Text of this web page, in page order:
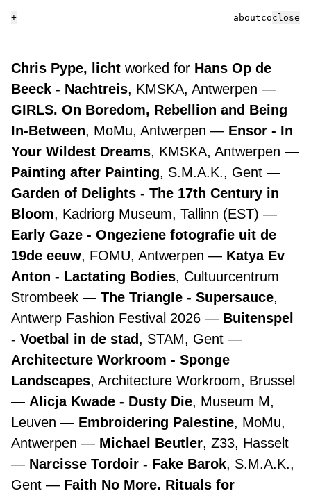
+ aboutcontact
Chris Pype, licht worked for Hans Op de
Beeck - Nachtreis, KMSKA, Antwerpen
GIRLS. On Boredom, Rebellion and Being
In-Between, MoMu, Antwerpen
Ensor - In
Your Wildest Dreams, KMSKA, Antwerpen
Painting after Painting, S.M.A.K., Gent
Garden of Delights - The 17th Century in
Bloom, Kadriorg Museum, Tallinn (EST)
Early Gaze - Ongeziene fotografie uit de
19de eeuw, FOMU, Antwerpen
Katya Ev
Anton - Lactating Bodies, Cultuurcentrum
Strombeek
The Triangle - Supersauce,
Antwerp Fashion Festival 2026
Buitenspel
- Voetbal in de stad, STAM, Gent
Architecture Workroom - Sponge
Landscapes, Architecture Workroom, Brussel
Alicja Kwade - Dusty Die, Museum M,
Leuven
Embroidering Palestine, MoMu,
Antwerpen
Michael Beutler, Z33, Hasselt
Narcisse Tordoir - Fake Barok, S.M.A.K.,
Gent
Faith No More. Rituals for
close